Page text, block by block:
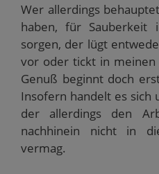
Wer allerdings
haben, für Sauberkeit
sorgen, der lügt
vor oder tickt in
Genuß beginnt doch
Insofern handelt es sich
der allerdings den
nachhinein nicht in
vermag.